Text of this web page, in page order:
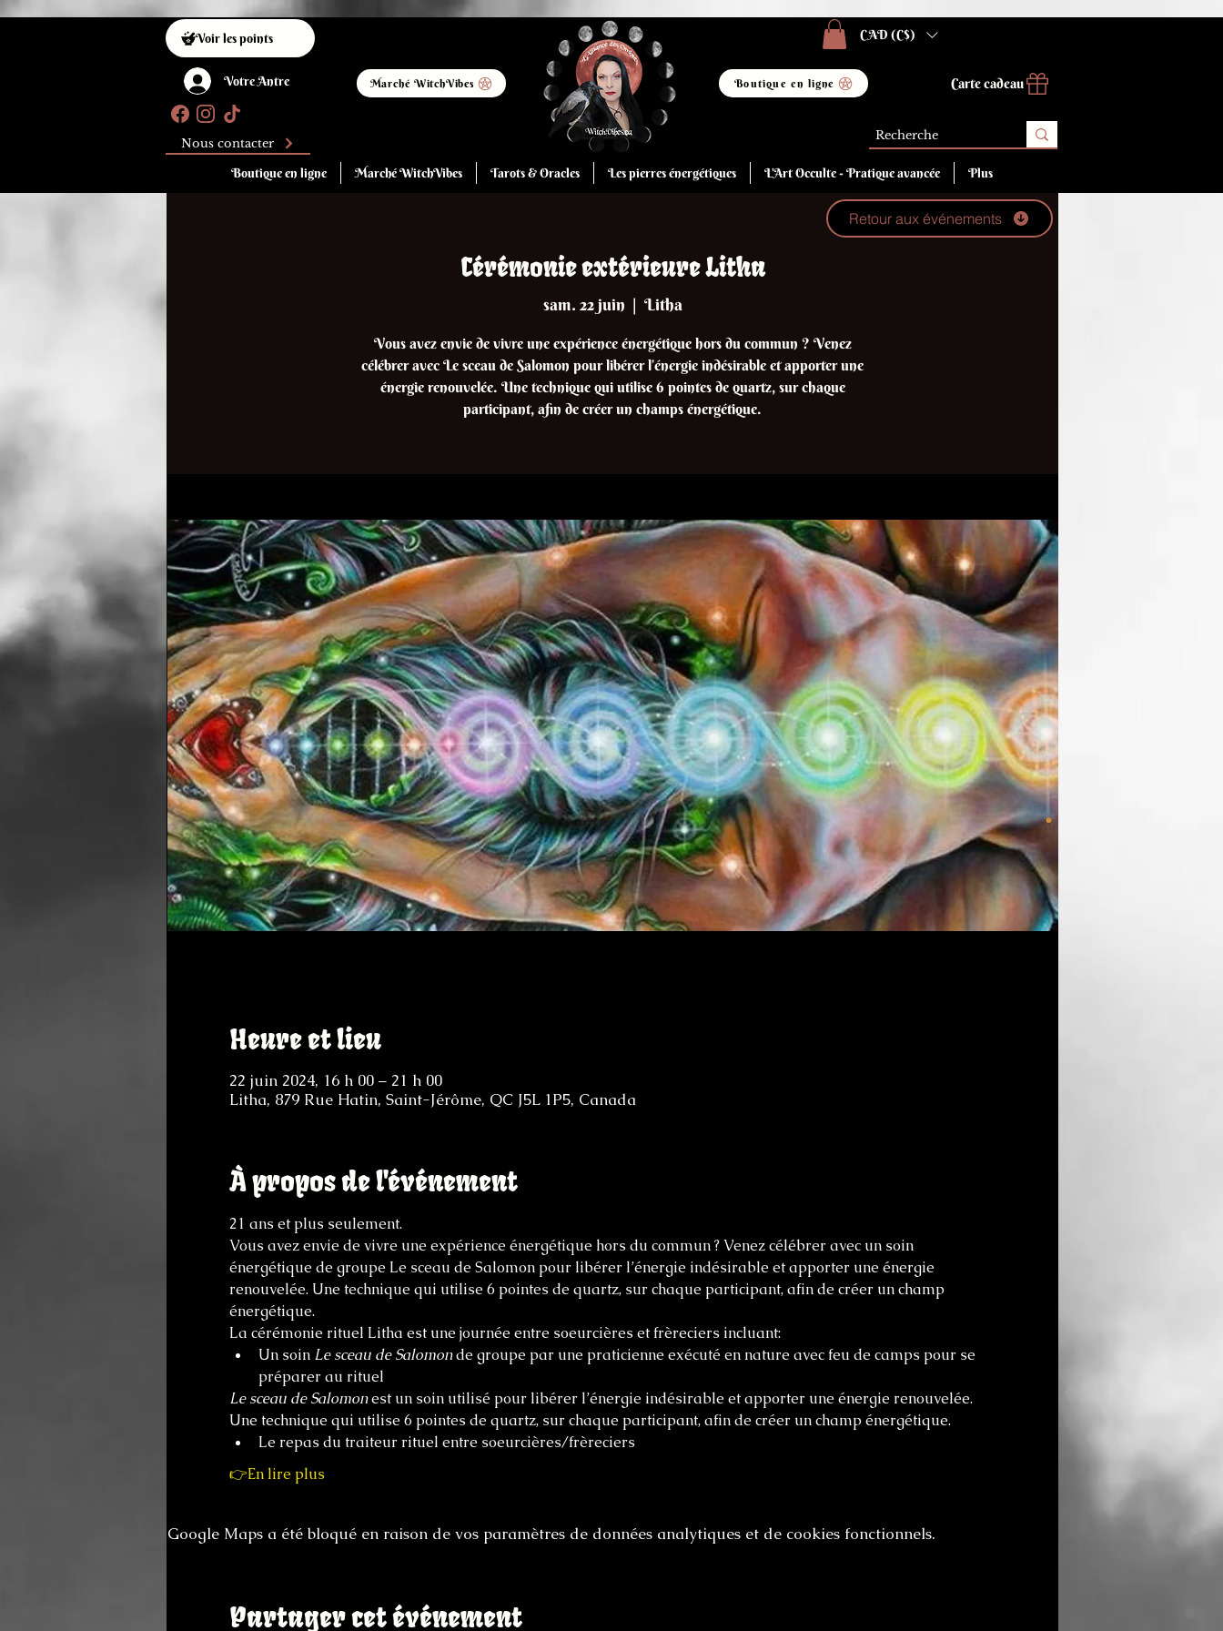
Voir les points
Votre Antre
Nous contacter
Marché WitchVibes
CAD (C$)
Boutique en ligne Carte cadeau
Boutique en ligne Marché WitchVibes Tarots & Oracles Les pierres énergétiques L'Art Occulte - Pratique avancée Plus
Cérémonie extérieure Litha
sam. 22 juin
  |
Litha
Vous avez envie de vivre une expérience énergétique hors du commun ? Venez
célébrer avec Le sceau de Salomon pour libérer l’énergie indésirable et apporter une
énergie renouvelée. Une technique qui utilise 6 pointes de quartz, sur chaque
participant, afin de créer un champs énergétique.
Heure et lieu
22 juin 2024, 16 h 00 – 21 h 00
Litha, 879 Rue Hatin, Saint-Jérôme, QC J5L 1P5, Canada
À propos de l'événement
21 ans et plus seulement.
Vous avez envie de vivre une expérience énergétique hors du commun ? Venez célébrer avec un soin
énergétique de groupe Le sceau de Salomon pour libérer l’énergie indésirable et apporter une énergie
renouvelée. Une technique qui utilise 6 pointes de quartz, sur chaque participant, afin de créer un champ
énergétique.
La cérémonie rituel Litha est une journée entre soeurcières et frèreciers incluant:
Un soin Le sceau de Salomon de groupe par une praticienne exécuté en nature avec feu de camps pour se
préparer au rituel
Le sceau de Salomon est un soin utilisé pour libérer l’énergie indésirable et apporter une énergie renouvelée.
Une technique qui utilise 6 pointes de quartz, sur chaque participant, afin de créer un champ énergétique.
Le repas du traiteur rituel entre soeurcières/frèreciers
👉En lire plus
Google Maps a été bloqué en raison de vos paramètres de données analytiques et de cookies fonctionnels.
Partager cet événement
Retour aux événements